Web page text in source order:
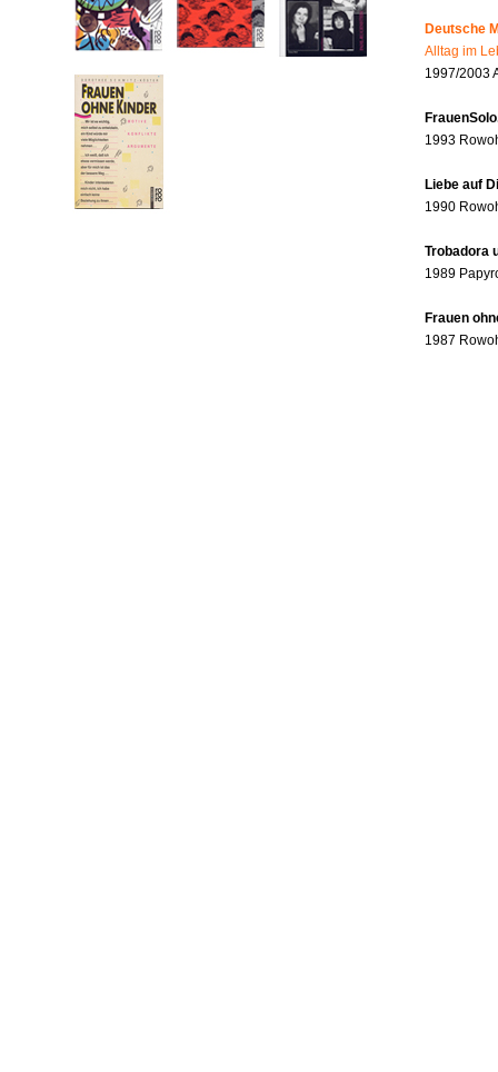
Deutsche
Alltag im
1997/2003
1993
Liebe auf
1990
Trobadora
1989
Frauen
1987